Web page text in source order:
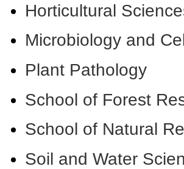
Horticultural
Microbiology and
Plant Pathology
School of Forest
School of Natural
Soil and Water